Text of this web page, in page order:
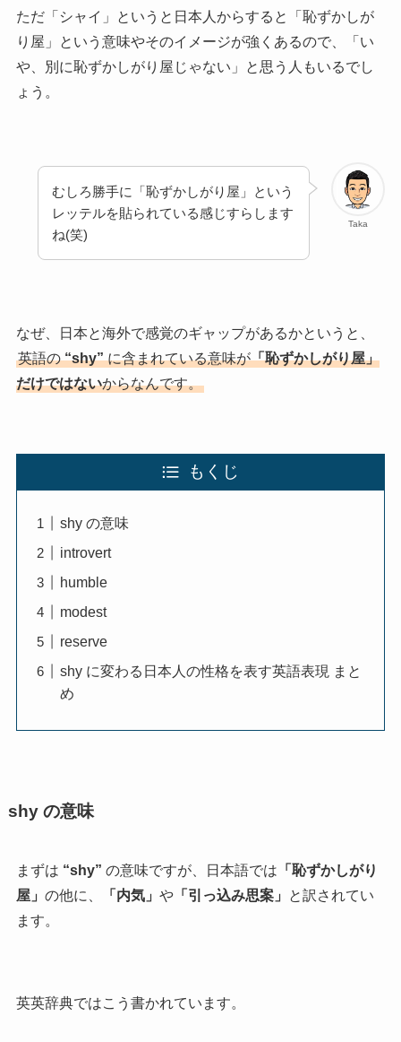
ただ「シャイ」というと日本人からすると「恥ずかしが
り屋」という意味やそのイメージが強くあるので、「い
や、別に恥ずかしがり屋じゃない」と思う人もいるでし
ょう。
Taka
むしろ勝手に「恥ずかしがり屋」という
レッテルを貼られている感じすらします
ね(笑)
なぜ、日本と海外で感覚のギャップがあるかというと、
英語の“shy”に含まれている意味が「恥ずかしがり屋」
だけではないからなんです。
もくじ
shy の意味
introvert
humble
modest
reserve
shy に変わる日本人の性格を表す英語表現 まと
め
shy の意味
まずは “shy” の意味ですが、日本語では 「恥ずかしがり
屋」 の他に、 「内気」 や「引っ込み思案」
と訳されてい
ます。
英英辞典ではこう書かれています。